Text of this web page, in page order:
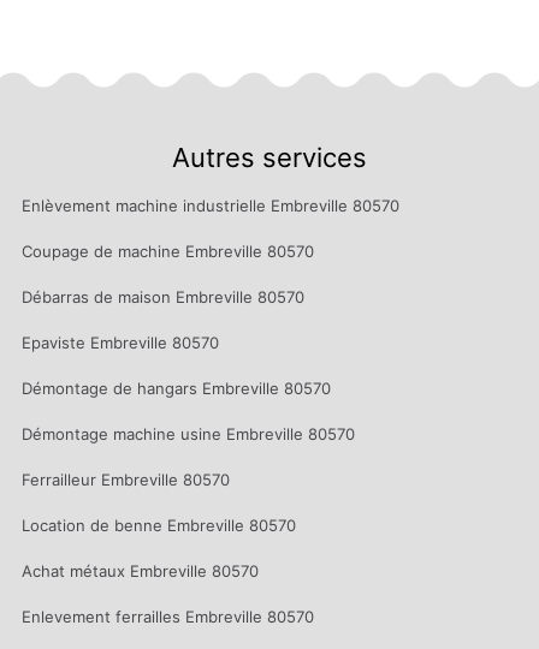
Autres services
Enlèvement machine industrielle Embreville 80570
Coupage de machine Embreville 80570
Débarras de maison Embreville 80570
Epaviste Embreville 80570
Démontage de hangars Embreville 80570
Démontage machine usine Embreville 80570
Ferrailleur Embreville 80570
Location de benne Embreville 80570
Achat métaux Embreville 80570
Enlevement ferrailles Embreville 80570